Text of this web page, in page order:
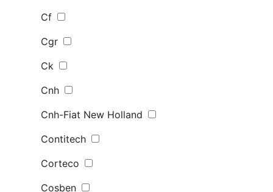
Cf
Cgr
Ck
Cnh
Cnh-Fiat New Holland
Contitech
Corteco
Cosben